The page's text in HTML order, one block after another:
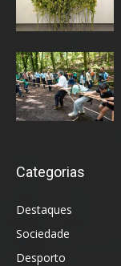
Categorias
Destaques
Sociedade
Desporto